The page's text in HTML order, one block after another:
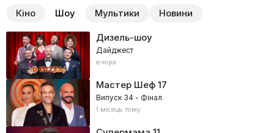
Кіно Шоу Мультики Новини
Дизель-шоу
Дайджест
вчора
Мастер Шеф17
Випуск 34 - Фінал
1 місяць тому